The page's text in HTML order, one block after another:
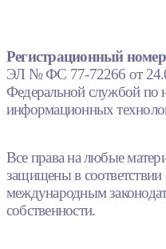
Регистрационный
ЭЛ № ФС 77-72266 от
Федеральной службой по
информационных
Все права на любые
защищены в соответствии
международным
собственности.